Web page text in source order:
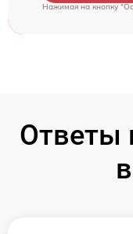
Нажимая на кнопку
Ответы